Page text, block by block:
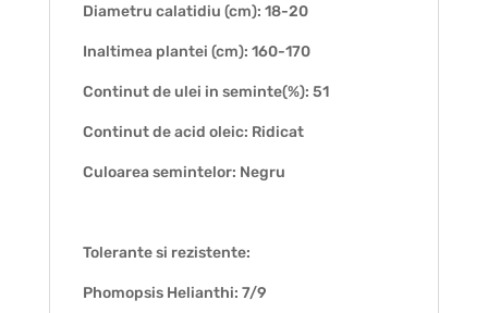
Diametru calatidiu (cm): 18-20
Inaltimea plantei (cm): 160-170
Continut de ulei in seminte(%): 51
Continut de acid oleic: Ridicat
Culoarea semintelor: Negru
Tolerante si rezistente:
Phomopsis Helianthi: 7/9